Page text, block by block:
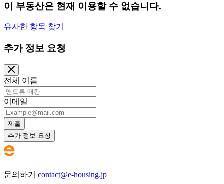
이 부동산은 현재 이용할 수 없습니다.
유사한 항목 찾기
추가 정보 요청
전체 이름
이메일
제출
추가 정보 요청
문의하기 contact@e-housing.jp